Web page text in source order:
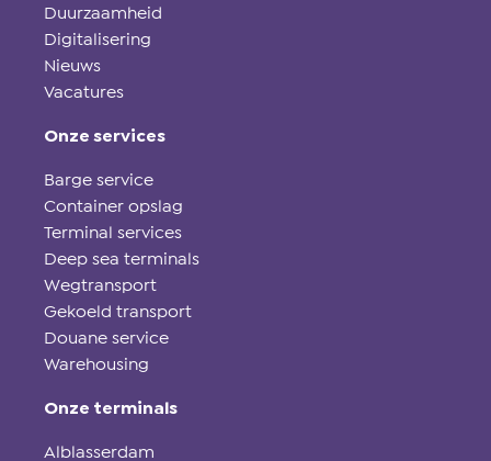
Duurzaamheid
Digitalisering
Nieuws
Vacatures
Onze services
Barge service
Container opslag
Terminal services
Deep sea terminals
Wegtransport
Gekoeld transport
Douane service
Warehousing
Onze terminals
Alblasserdam